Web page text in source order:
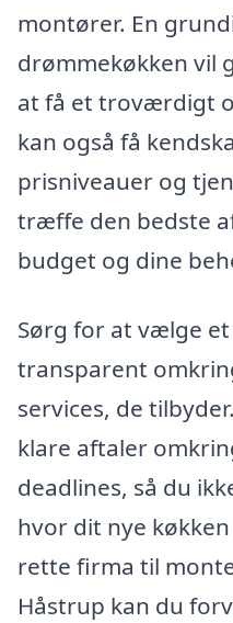
montører. En
drømmekøkken vil
at få et troværdigt
kan også få
prisniveauer og
træffe den bedste
budget og dine
Sørg for at vælge
transparent
services, de
klare aftaler
deadlines, så du
hvor dit nye
rette firma til
Håstrup kan du